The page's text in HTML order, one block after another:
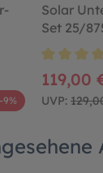
-9%
Solar
Set 25/
119,00
UVP: